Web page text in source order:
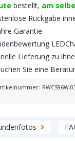
bestellt, am
Rückgabe
Garantie
Lieferung zu
Sie eine
: RWCS96W-